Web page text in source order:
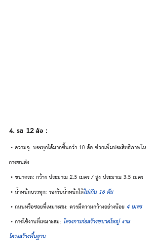
4. รถ 12 ล้อ :
การขนส่ง
• ขนาดรถ: กว้าง ประมาณ 2.5 เมตร / สูง ประมาณ 3.5 เมตร
• น้ำหนักบรรทุก: รองรับน้ำหนักได้ไม่เกิน 16 ตัน
• ถนนหรือซอยที่เหมาะสม: ควรมีความกว้างอย่างน้อย 4 เมตร
• การใช้งานที่เหมาะสม: โครงการก่อสร้างขนาดใหญ่ งาน
โครงสร้างพื้นฐาน